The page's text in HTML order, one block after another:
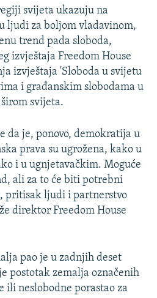
svijeta ukazuju na
ljudi za boljom vladavinom,
trend pada sloboda,
izvještaja Freedom House
izvještaja 'Sloboda u svijetu
i građanskim slobodama u
svijeta.
da je, ponovo, demokratija u
prava su ugrožena, kako u
i u ugnjetavačkim. Moguće
ali za to će biti potrebni
pritisak ljudi i partnerstvo
direktor Freedom House
pao je u zadnjih deset
postotak zemalja označenih
ili neslobodne porastao za